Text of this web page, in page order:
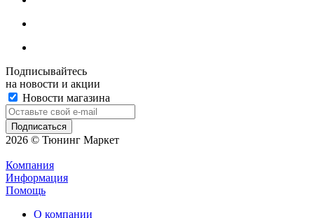
Подписывайтесь
на новости и акции
Новости магазина
2026 © Тюнинг Маркет
Компания
Информация
Помощь
О компании